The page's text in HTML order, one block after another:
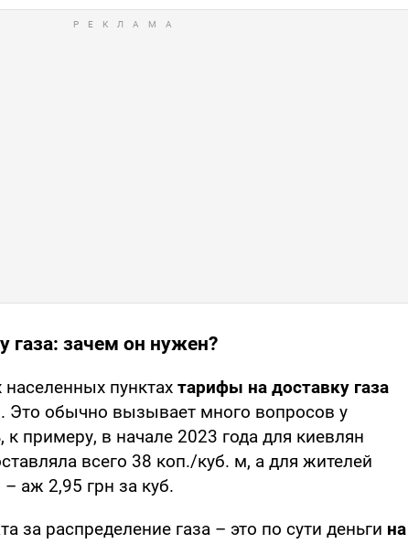
газа: зачем он нужен?
пунктах тарифы на доставку газа
. Это обычно вызывает много вопросов у
к примеру, в начале 2023 года для киевлян
всего 38 коп./куб. м, а для жителей
аж 2,95 грн за куб.
за распределение газа – это по сути деньги на